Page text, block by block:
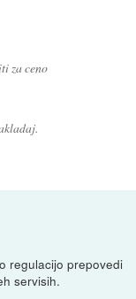
za ceno
regulacijo prepovedi
servisih.